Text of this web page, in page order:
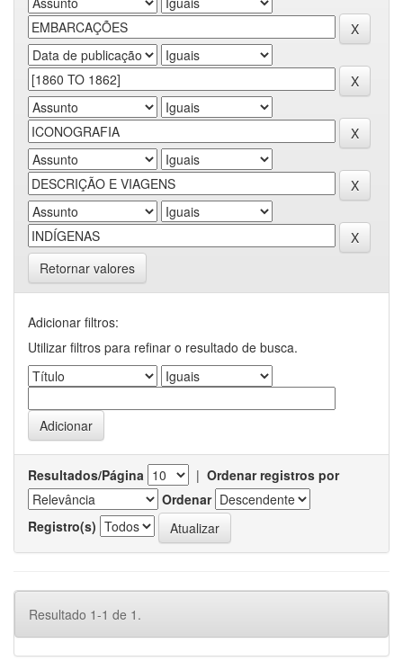
Retornar valores
Adicionar filtros:
Utilizar filtros para refinar o resultado de busca.
Resultados/Página | Ordenar registros por
Ordenar
Registro(s)
Resultado 1-1 de 1.